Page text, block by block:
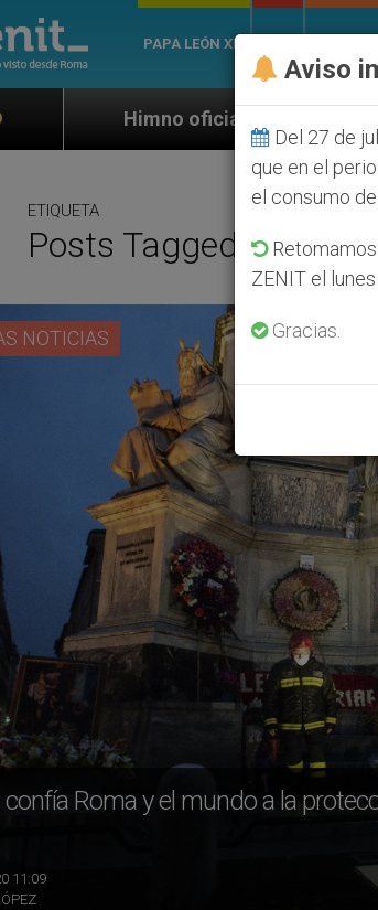
PAPA LEÓN XIV
Mundial de la Juventud Seúl 2027
ETIQUETA
Posts Tagged ‘santa
NOTICIAS
confía Roma y el mundo a la
11:09
Aviso
Del 27 de
que en el
el consumo
Retomamos
ZENIT el
Gracias.